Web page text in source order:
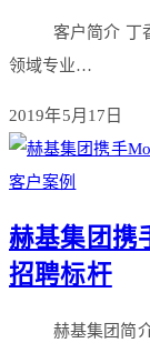
客户简介 丁
领域专业…
2019年5月17日
客户案例
赫基集团携
招聘标杆
赫基集团简